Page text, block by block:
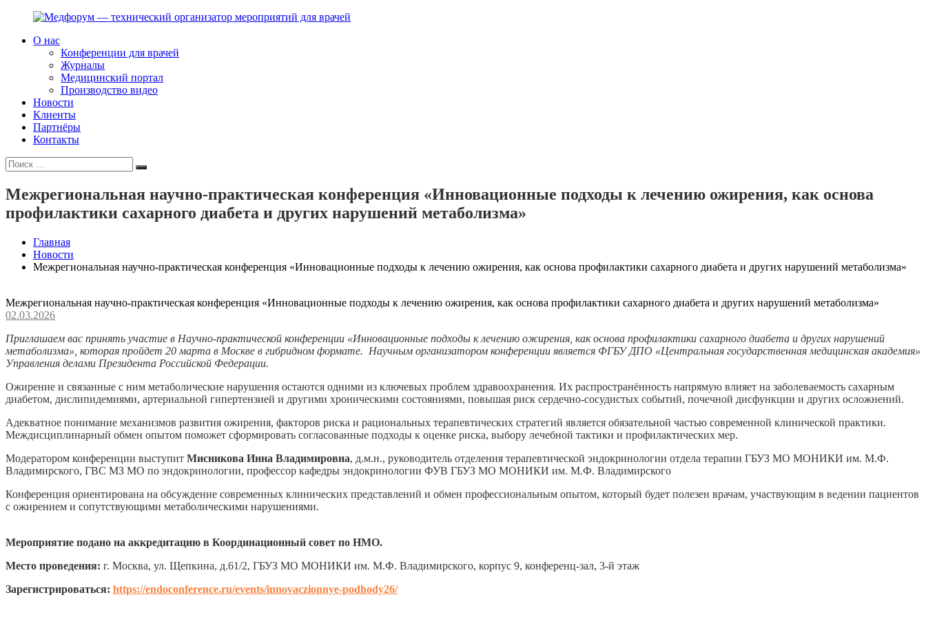
Перейти
содержимому
Медфорум
технический
организатор
мероприятий
врачей
консультируем
участников
российского
фармрынка
помогаем
выстраивать
с
медицинским
и
фармацевтическим
сообществами.
О нас
Конференции для врачей
Журналы
Медицинский портал
Производство видео
Новости
Клиенты
Партнёры
Контакты
Искать:
Поиск
Межрегиональная научно-практическая конференция «Инновационные подходы к лечению ожирения, как основа
профилактики сахарного диабета и других нарушений метаболизма»
Главная
Новости
Межрегиональная научно-практическая конференция «Инновационные подходы к лечению ожирения, как основа профилактики сахарного диабета и других нарушений метаболизма»
Межрегиональная научно-практическая конференция «Инновационные подходы к лечению ожирения, как основа профилактики сахарного диабета и других нарушений метаболизма»
02.03.2026
Приглашаем вас принять участие в Научно-практической конференции «Инновационные подходы к лечению ожирения, как основа профилактики сахарного диабета и других нарушений
метаболизма», которая пройдет 20 марта в Москве в гибридном формате. Научным организатором конференции является ФГБУ ДПО «Центральная государственная медицинская академия»
Управления делами Президента Российской Федерации.
Ожирение и связанные с ним метаболические нарушения остаются одними из ключевых проблем здравоохранения. Их распространённость напрямую влияет на заболеваемость сахарным
диабетом, дислипидемиями, артериальной гипертензией и другими хроническими состояниями, повышая риск сердечно-сосудистых событий, почечной дисфункции и других осложнений.
Адекватное понимание механизмов развития ожирения, факторов риска и рациональных терапевтических стратегий является обязательной частью современной клинической практики.
Междисциплинарный обмен опытом поможет сформировать согласованные подходы к оценке риска, выбору лечебной тактики и профилактических мер.
Модератором конференции выступит Мисникова Инна Владимировна, д.м.н., руководитель отделения терапевтической эндокринологии отдела терапии ГБУЗ МО МОНИКИ им. М.Ф.
Владимирского, ГВС МЗ МО по эндокринологии, профессор кафедры эндокринологии ФУВ ГБУЗ МО МОНИКИ им. М.Ф. Владимирского
Конференция ориентирована на обсуждение современных клинических представлений и обмен профессиональным опытом, который будет полезен врачам, участвующим в ведении пациентов
с ожирением и сопутствующими метаболическими нарушениями.
Мероприятие подано на аккредитацию в Координационный совет по НМО.
Место проведения: г. Москва, ул. Щепкина, д.61/2, ГБУЗ МО МОНИКИ им. М.Ф. Владимирского, корпус 9, конференц-зал, 3-й этаж
Зарегистрироваться: https://endoconference.ru/events/innovaczionnye-podhody26/